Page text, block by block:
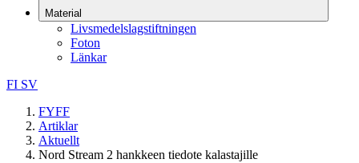
Material
Livsmedelslagstiftningen
Foton
Länkar
FI SV
FYFF
Artiklar
Aktuellt
Nord Stream 2 hankkeen tiedote kalastajille